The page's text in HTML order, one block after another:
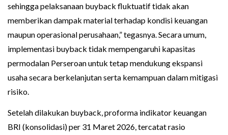
sehingga pelaksanaan buyback fluktuatif tidak akan
memberikan dampak material terhadap kondisi keuangan
maupun operasional perusahaan,” tegasnya. Secara umum,
implementasi buyback tidak mempengaruhi kapasitas
permodalan Perseroan untuk tetap mendukung ekspansi
usaha secara berkelanjutan serta kemampuan dalam mitigasi
risiko.
Setelah dilakukan buyback, proforma indikator keuangan
BRI (konsolidasi) per 31 Maret 2026, tercatat rasio